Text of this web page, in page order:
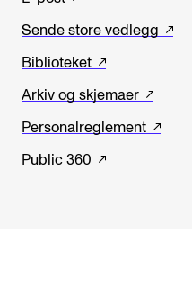
Sende store vedlegg
Biblioteket
Arkiv og skjemaer
Personalreglement
Public 360